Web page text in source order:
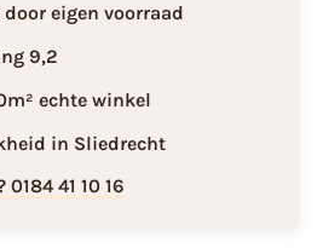
eigen voorraad
9,2
echte winkel
in Sliedrecht
41 10 16